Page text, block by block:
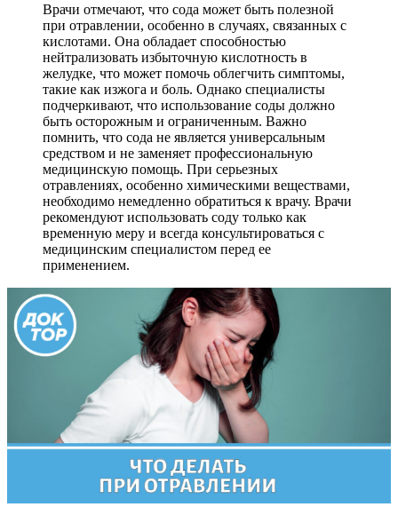
Врачи отмечают, что сода может быть полезной
при отравлении, особенно в случаях, связанных с
кислотами. Она обладает способностью
нейтрализовать избыточную кислотность в
желудке, что может помочь облегчить симптомы,
такие как изжога и боль. Однако специалисты
подчеркивают, что использование соды должно
быть осторожным и ограниченным. Важно
помнить, что сода не является универсальным
средством и не заменяет профессиональную
медицинскую помощь. При серьезных
отравлениях, особенно химическими веществами,
необходимо немедленно обратиться к врачу. Врачи
рекомендуют использовать соду только как
временную меру и всегда консультироваться с
медицинским специалистом перед ее
применением.